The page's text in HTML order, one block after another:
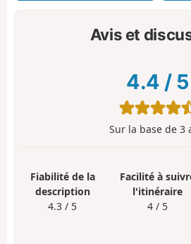
Avis et
4.4 / 5
Sur la base de 3
Fiabilité de la
description
4.3 / 5
Facilité à
l'itinéraire
4 / 5